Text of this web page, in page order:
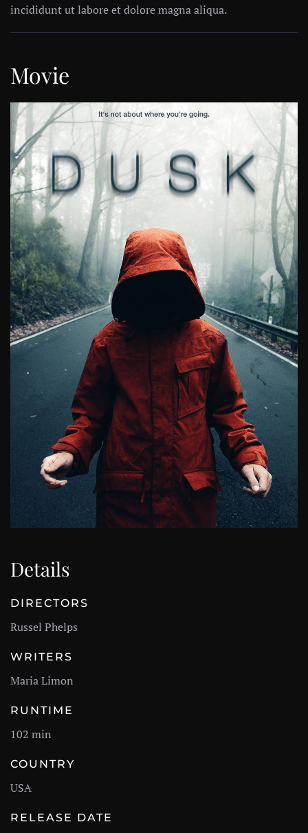
incididunt ut labore et dolore magna aliqua.
Movie
Details
DIRECTORS
Russel Phelps
WRITERS
Maria Limon
RUNTIME
102 min
COUNTRY
USA
RELEASE DATE